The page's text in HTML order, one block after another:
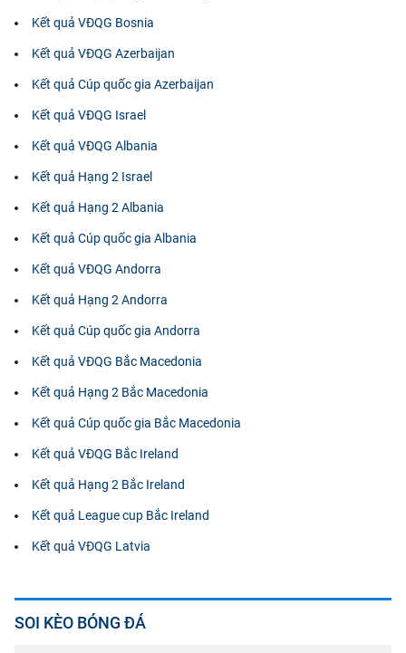
Kết quả VĐQG Bosnia
Kết quả VĐQG Azerbaijan
Kết quả Cúp quốc gia Azerbaijan
Kết quả VĐQG Israel
Kết quả VĐQG Albania
Kết quả Hạng 2 Israel
Kết quả Hạng 2 Albania
Kết quả Cúp quốc gia Albania
Kết quả VĐQG Andorra
Kết quả Hạng 2 Andorra
Kết quả Cúp quốc gia Andorra
Kết quả VĐQG Bắc Macedonia
Kết quả Hạng 2 Bắc Macedonia
Kết quả Cúp quốc gia Bắc Macedonia
Kết quả VĐQG Bắc Ireland
Kết quả Hạng 2 Bắc Ireland
Kết quả League cup Bắc Ireland
Kết quả VĐQG Latvia
SOI KÈO BÓNG ĐÁ